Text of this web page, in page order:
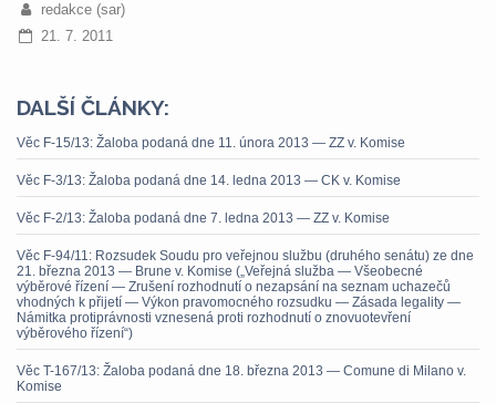
redakce (sar)
21. 7. 2011
DALŠÍ ČLÁNKY:
Věc F-15/13: Žaloba podaná dne 11. února 2013 — ZZ v. Komise
Věc F-3/13: Žaloba podaná dne 14. ledna 2013 — CK v. Komise
Věc F-2/13: Žaloba podaná dne 7. ledna 2013 — ZZ v. Komise
Věc F-94/11: Rozsudek Soudu pro veřejnou službu (druhého senátu) ze dne
21. března 2013 — Brune v. Komise („Veřejná služba — Všeobecné
výběrové řízení — Zrušení rozhodnutí o nezapsání na seznam uchazečů
vhodných k přijetí — Výkon pravomocného rozsudku — Zásada legality —
Námitka protiprávnosti vznesená proti rozhodnutí o znovuotevření
výběrového řízení“)
Věc T-167/13: Žaloba podaná dne 18. března 2013 — Comune di Milano v.
Komise